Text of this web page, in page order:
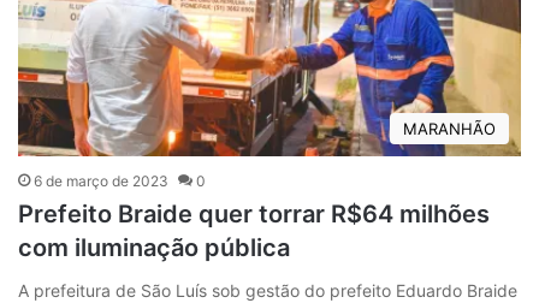
MARANHÃO
6 de março de 2023 0
Prefeito Braide quer torrar R$64 milhões
com iluminação pública
A prefeitura de São Luís sob gestão do prefeito Eduardo Braide